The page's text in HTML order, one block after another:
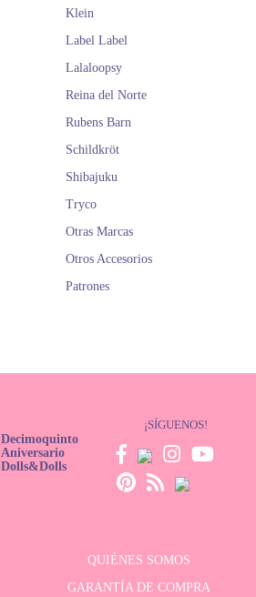
Klein
Label Label
Lalaloopsy
Reina del Norte
Rubens Barn
Schildkröt
Shibajuku
Tryco
Otras Marcas
Otros Accesorios
Patrones
Decimoquinto
Aniversario
Dolls&Dolls
¡SÍGUENOS!
QUIÉNES SOMOS
GARANTÍA DE COMPRA